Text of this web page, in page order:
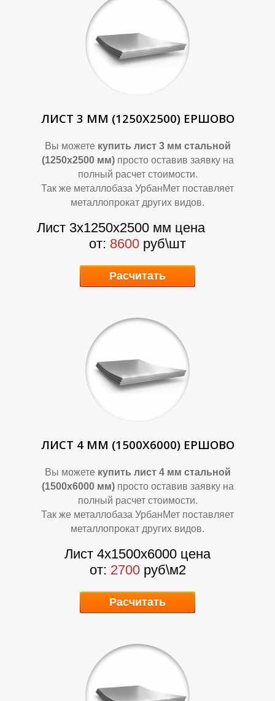
П
Р
ЛИСТ 3 ММ (1250Х2500) ЕРШОВО
Вы можете купить лист 3 мм стальной
(1250х2500 мм) просто оставив заявку на
полный расчет стоимости.
Так же металлобаза УрбанМет поставляет
металлопрокат других видов.
Лист 3х1250х2500 мм цена
от: 8600 руб\шт
Расчитать
ЛИСТ 4 ММ (1500Х6000) ЕРШОВО
Вы можете купить лист 4 мм стальной
(1500х6000 мм) просто оставив заявку на
полный расчет стоимости.
Так же металлобаза УрбанМет поставляет
металлопрокат других видов.
Лист 4х1500х6000 цена
от: 2700 руб\м2
Расчитать
П
Р